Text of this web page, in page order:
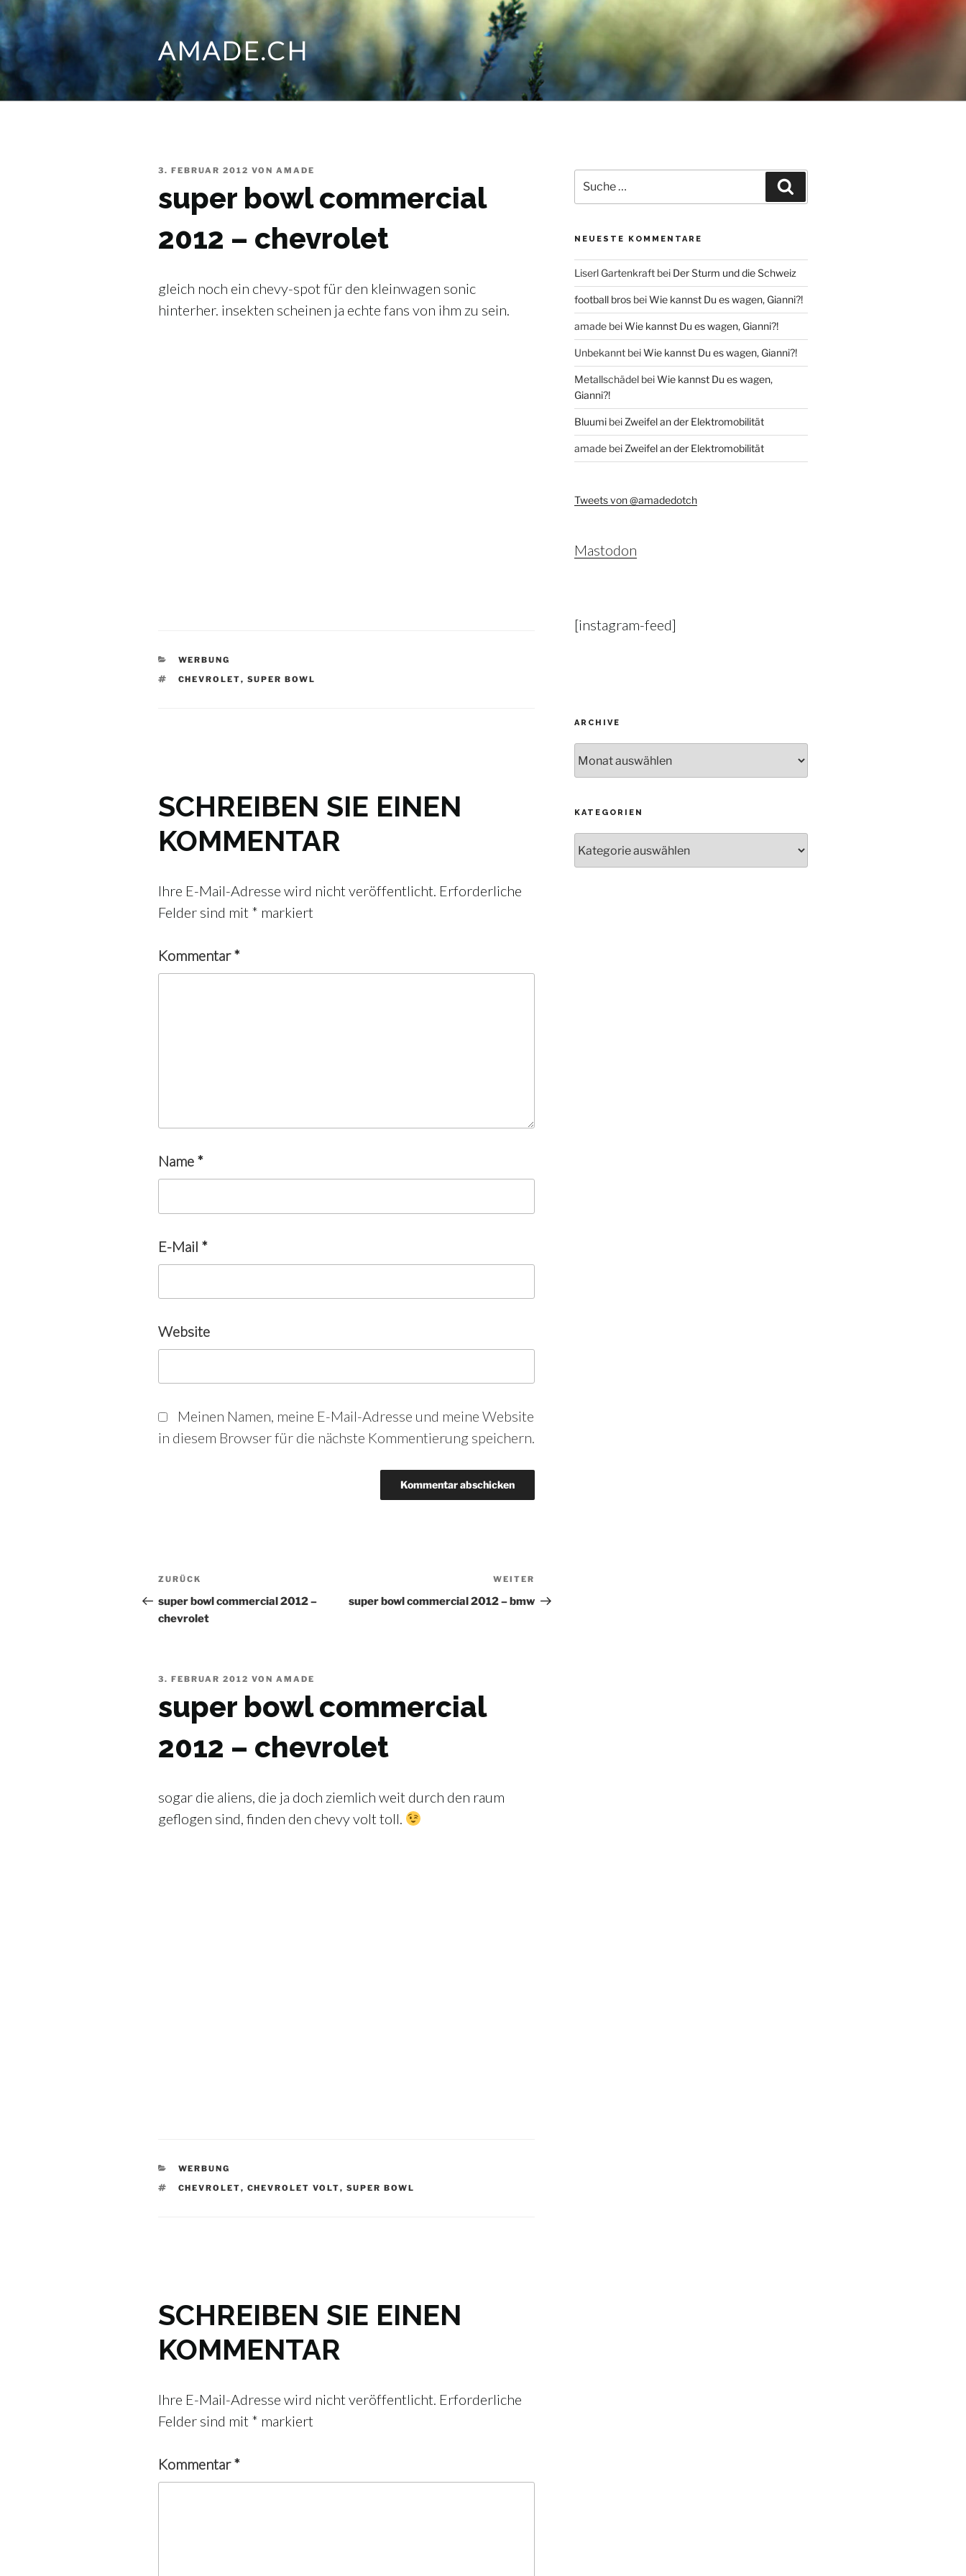
Zum
Inhalt
springen
AMADE.CH
VERÖFFENTLICHT
3. FEBRUAR 2012 VON AMADE
super bowl commercial
2012 – chevrolet
gleich noch ein chevy-spot für den kleinwagen sonic
hinterher. insekten scheinen ja echte fans von ihm zu sein.
KATEGORIEN
WERBUNG
SCHLAGWÖRTER
CHEVROLET, SUPER BOWL
SCHREIBEN SIE EINEN
KOMMENTAR
Ihre E-Mail-Adresse wird nicht veröffentlicht. Erforderliche
Felder sind mit * markiert
Kommentar*
Name *
E-Mail *
Website
Meinen Namen, meine E-Mail-Adresse und meine Website
in diesem Browser für die nächste Kommentierung speichern.
Beitrags-
Navigation
Vorheriger
Beitrag
ZURÜCK
super bowl commercial 2012 –
chevrolet
Beitrag
WEITER
super bowl commercial 2012 – bmw
VERÖFFENTLICHT
3. FEBRUAR 2012 VON AMADE
super bowl commercial
2012 – chevrolet
sogar die aliens, die ja doch ziemlich weit durch den raum
geflogen sind, finden den chevy volt toll.
KATEGORIEN
WERBUNG
SCHLAGWÖRTER
CHEVROLET, CHEVROLET VOLT, SUPER BOWL
SCHREIBEN SIE EINEN
KOMMENTAR
Ihre E-Mail-Adresse wird nicht veröffentlicht. Erforderliche
Felder sind mit * markiert
Kommentar*
nach:
NEUESTE KOMMENTARE
Liserl Gartenkraftbei Der Sturm und die Schweiz
football brosbeiWie kannst Du es wagen, Gianni?!
amadebeiWie kannst Du es wagen, Gianni?!
UnbekanntbeiWie kannst Du es wagen, Gianni?!
MetallschädelbeiWie kannst Du es wagen,
Gianni?!
Bluumibei Zweifel an der Elektromobilität
amadebei Zweifel an der Elektromobilität
Tweets von @amadedotch
Mastodon
[instagram-feed]
ARCHIVE
KATEGORIEN